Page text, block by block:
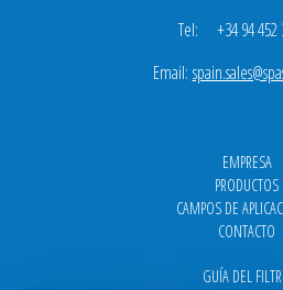
Tel: +34 94 452
Email:
EMPRESA
PRODUCTOS
CAMPOS DE
CONTACTO
GUÍA DEL